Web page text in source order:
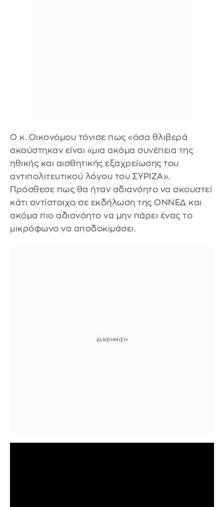
Ο κ. Οικονόμου τόνισε πως «όσα θλιβερά
ακούστηκαν είναι «μια ακόμα συνέπεια της
ηθικής και αισθητικής εξαχρείωσης του
αντιπολιτευτικού λόγου του ΣΥΡΙΖΑ».
Πρόσθεσε πως θα ήταν αδιανόητο να ακουστεί
κάτι αντίστοιχο σε εκδήλωση της ΟΝΝΕΔ και
ακόμα πιο αδιανόητο να μην πάρει ένας το
μικρόφωνο να αποδοκιμάσει.